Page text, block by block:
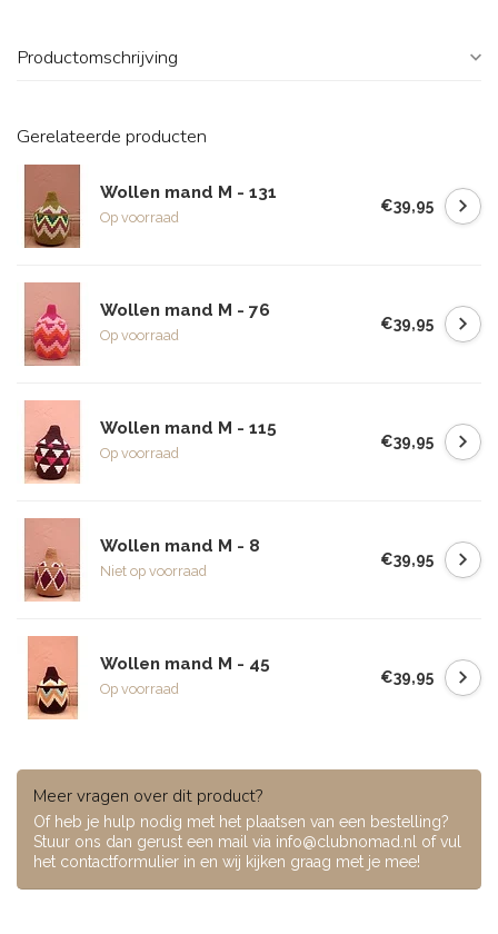
Productomschrijving
Gerelateerde producten
Wollen mand M - 131
Op voorraad
€39,95
Wollen mand M - 76
Op voorraad
€39,95
Wollen mand M - 115
Op voorraad
€39,95
Wollen mand M - 8
Niet op voorraad
€39,95
Wollen mand M - 45
Op voorraad
€39,95
Meer vragen over dit product?
Of heb je hulp nodig met het plaatsen van een bestelling?
Stuur ons dan gerust een mail via info@clubnomad.nl of vul
het contactformulier in en wij kijken graag met je mee!